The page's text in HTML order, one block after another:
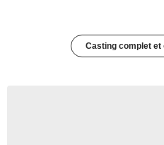
Casting complet et